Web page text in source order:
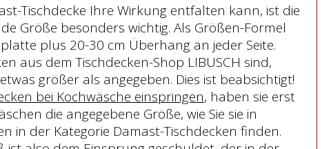
Tischdecke Ihre Wirkung entfalten kann, ist die
Größe besonders wichtig. Als Größen-Formel
plus 20-30 cm Überhang an jeder Seite.
aus dem Tischdecken-Shop LIBUSCH sind,
größer als angegeben. Dies ist beabsichtigt!
bei Kochwäsche einspringen, haben sie erst
die angegebene Größe, wie Sie sie in
in der Kategorie Damast-Tischdecken finden.